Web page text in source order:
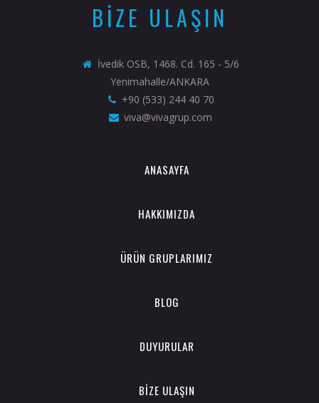
BİZE ULAŞIN
İvedik OSB, 1468. Cd. 165 - 5/6
Yenimahalle/ANKARA
+90 (533) 244 40 70
viva@vivagrup.com
ANASAYFA
HAKKIMIZDA
ÜRÜN GRUPLARIMIZ
BLOG
DUYURULAR
BİZE ULAŞIN